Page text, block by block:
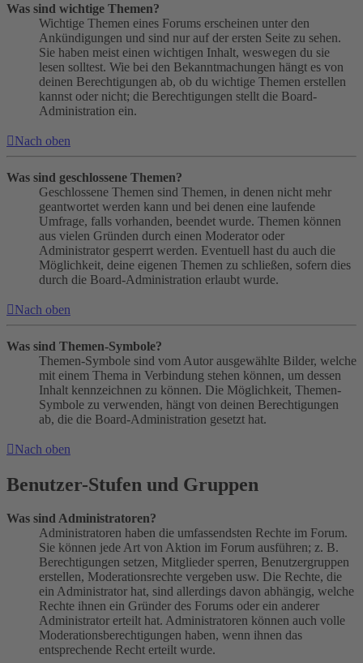
Was sind wichtige Themen?
Wichtige Themen eines Forums erscheinen unter den
Ankündigungen und sind nur auf der ersten Seite zu sehen.
Sie haben meist einen wichtigen Inhalt, weswegen du sie
lesen solltest. Wie bei den Bekanntmachungen hängt es von
deinen Berechtigungen ab, ob du wichtige Themen erstellen
kannst oder nicht; die Berechtigungen stellt die Board-
Administration ein.
Nach oben
Was sind geschlossene Themen?
Geschlossene Themen sind Themen, in denen nicht mehr
geantwortet werden kann und bei denen eine laufende
Umfrage, falls vorhanden, beendet wurde. Themen können
aus vielen Gründen durch einen Moderator oder
Administrator gesperrt werden. Eventuell hast du auch die
Möglichkeit, deine eigenen Themen zu schließen, sofern dies
durch die Board-Administration erlaubt wurde.
Nach oben
Was sind Themen-Symbole?
Themen-Symbole sind vom Autor ausgewählte Bilder, welche
mit einem Thema in Verbindung stehen können, um dessen
Inhalt kennzeichnen zu können. Die Möglichkeit, Themen-
Symbole zu verwenden, hängt von deinen Berechtigungen
ab, die die Board-Administration gesetzt hat.
Nach oben
Benutzer-Stufen und Gruppen
Was sind Administratoren?
Administratoren haben die umfassendsten Rechte im Forum.
Sie können jede Art von Aktion im Forum ausführen; z. B.
Berechtigungen setzen, Mitglieder sperren, Benutzergruppen
erstellen, Moderationsrechte vergeben usw. Die Rechte, die
ein Administrator hat, sind allerdings davon abhängig, welche
Rechte ihnen ein Gründer des Forums oder ein anderer
Administrator erteilt hat. Administratoren können auch volle
Moderationsberechtigungen haben, wenn ihnen das
entsprechende Recht erteilt wurde.